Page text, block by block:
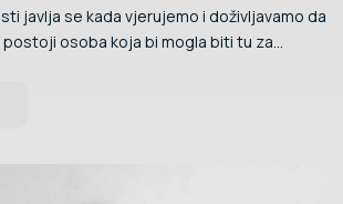
javlja se kada vjerujemo i doživljavamo da
osoba koja bi mogla biti tu za...